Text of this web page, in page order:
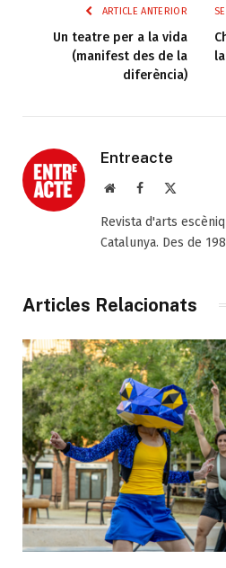
ARTICLE ANTERIOR
Un teatre per a la vida
(manifest des de la
diferència)
Entreacte
Web Facebook
Revista d'arts
Catalunya. Des de
Articles Relacionats